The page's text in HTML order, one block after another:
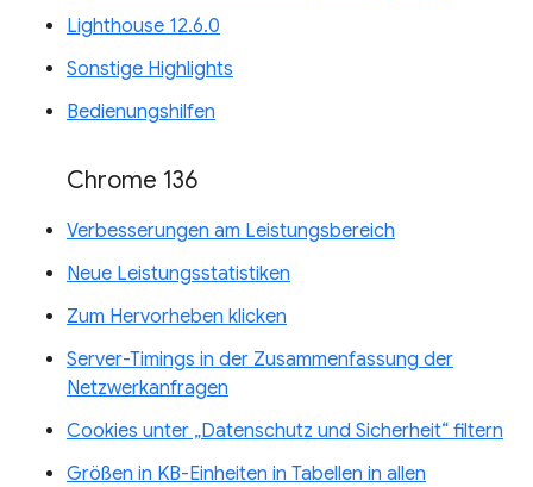
Lighthouse 12.6.0
Sonstige Highlights
Bedienungshilfen
Chrome 136
Verbesserungen am Leistungsbereich
Neue Leistungsstatistiken
Zum Hervorheben klicken
Server-Timings in der Zusammenfassung der
Netzwerkanfragen
Cookies unter „Datenschutz und Sicherheit“ filtern
Größen in KB-Einheiten in Tabellen in allen